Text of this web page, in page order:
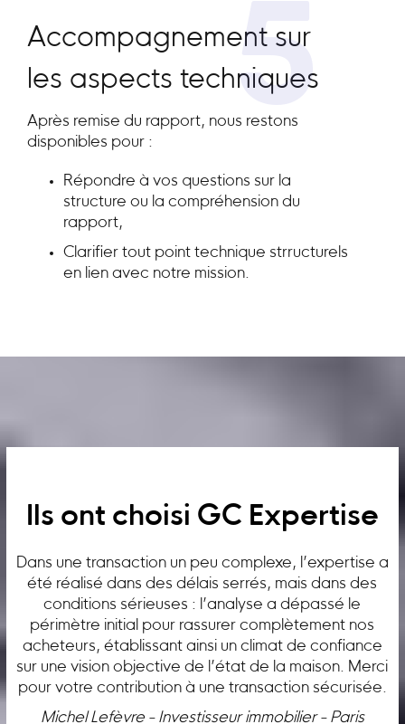
5
Accompagnement sur
les aspects techniques
Après remise du rapport, nous restons
disponibles pour :
Répondre à vos questions sur la
structure ou la compréhension du
rapport,
Clarifier tout point technique strructurels
en lien avec notre mission.
Ils ont choisi GC Expertise
Dans une transaction un peu complexe, l’expertise a
été réalisé dans des délais serrés, mais dans des
conditions sérieuses : l’analyse a dépassé le
périmètre initial pour rassurer complètement nos
acheteurs, établissant ainsi un climat de confiance
sur une vision objective de l’état de la maison. Merci
pour votre contribution à une transaction sécurisée.
Michel Lefèvre - Investisseur immobilier - Paris